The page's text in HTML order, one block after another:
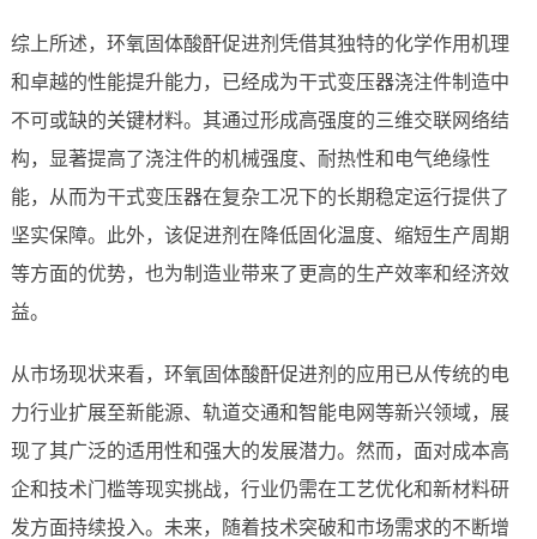
综上所述，环氧固体酸酐促进剂凭借其独特的化学作用机理
和卓越的性能提升能力，已经成为干式变压器浇注件制造中
不可或缺的关键材料。其通过形成高强度的三维交联网络结
构，显著提高了浇注件的机械强度、耐热性和电气绝缘性
能，从而为干式变压器在复杂工况下的长期稳定运行提供了
坚实保障。此外，该促进剂在降低固化温度、缩短生产周期
等方面的优势，也为制造业带来了更高的生产效率和经济效
益。
从市场现状来看，环氧固体酸酐促进剂的应用已从传统的电
力行业扩展至新能源、轨道交通和智能电网等新兴领域，展
现了其广泛的适用性和强大的发展潜力。然而，面对成本高
企和技术门槛等现实挑战，行业仍需在工艺优化和新材料研
发方面持续投入。未来，随着技术突破和市场需求的不断增